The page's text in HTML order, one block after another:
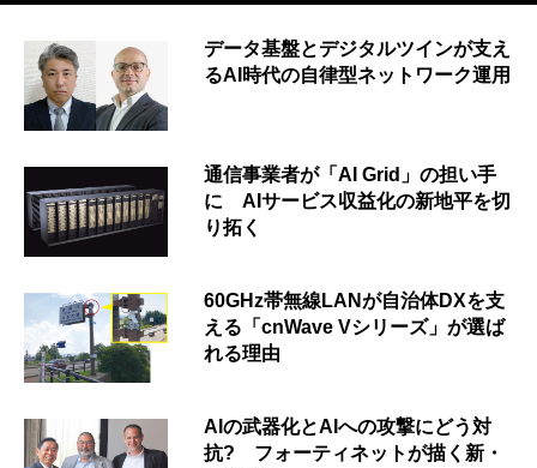
データ基盤とデジタルツインが支え
るAI時代の自律型ネットワーク運用
通信事業者が「AI Grid」の担い手
に AIサービス収益化の新地平を切
り拓く
60GHz帯無線LANが自治体DXを支
える「cnWave Vシリーズ」が選ば
れる理由
AIの武器化とAIへの攻撃にどう対
抗? フォーティネットが描く新・